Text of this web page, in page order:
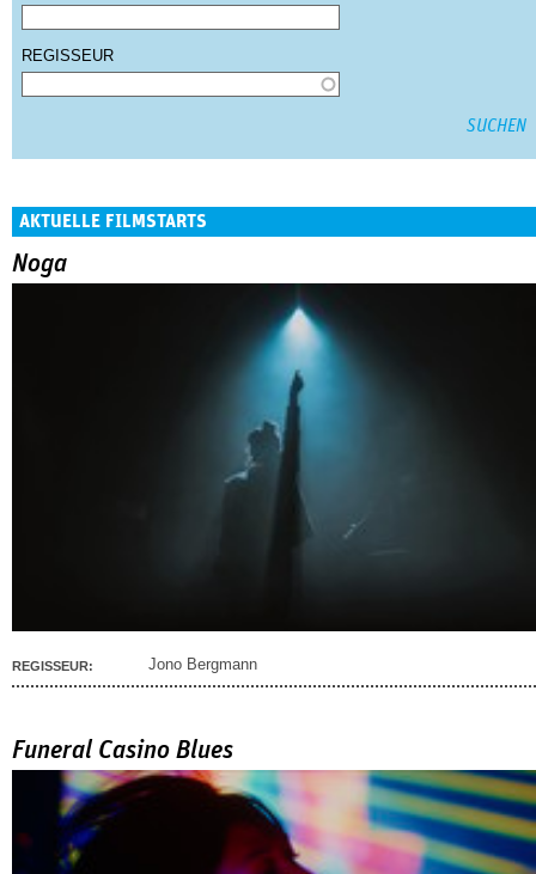
REGISSEUR
AKTUELLE FILMSTARTS
Noga
REGISSEUR: Jono Bergmann
Funeral Casino Blues